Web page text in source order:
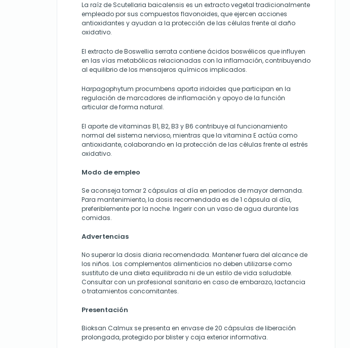
La raíz de Scutellaria baicalensis es un extracto vegetal tradicionalmente
empleado por sus compuestos flavonoides, que ejercen acciones
antioxidantes y ayudan a la protección de las células frente al daño
oxidativo.
El extracto de Boswellia serrata contiene ácidos boswélicos que influyen
en las vías metabólicas relacionadas con la inflamación, contribuyendo
al equilibrio de los mensajeros químicos implicados.
Harpagophytum procumbens aporta iridoides que participan en la
regulación de marcadores de inflamación y apoyo de la función
articular de forma natural.
El aporte de vitaminas B1, B2, B3 y B6 contribuye al funcionamiento
normal del sistema nervioso, mientras que la vitamina E actúa como
antioxidante, colaborando en la protección de las células frente al estrés
oxidativo.
Modo de empleo
Se aconseja tomar 2 cápsulas al día en periodos de mayor demanda.
Para mantenimiento, la dosis recomendada es de 1 cápsula al día,
preferiblemente por la noche. Ingerir con un vaso de agua durante las
comidas.
Advertencias
No superar la dosis diaria recomendada. Mantener fuera del alcance de
los niños. Los complementos alimenticios no deben utilizarse como
sustituto de una dieta equilibrada ni de un estilo de vida saludable.
Consultar con un profesional sanitario en caso de embarazo, lactancia
o tratamientos concomitantes.
Presentación
Bioksan Calmux se presenta en envase de 20 cápsulas de liberación
prolongada, protegido por blister y caja exterior informativa.